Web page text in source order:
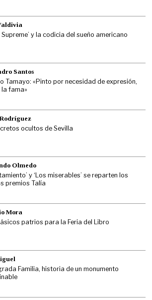
Supreme’ y la codicia del sueño americano
Santos
Tamayo: «Pinto por necesidad de expresión,
fama»
ocultos de Sevilla
Olmedo
y ‘Los miserables’ se reparten los
premios Talía
Mora
patrios para la Feria del Libro
Familia, historia de un monumento